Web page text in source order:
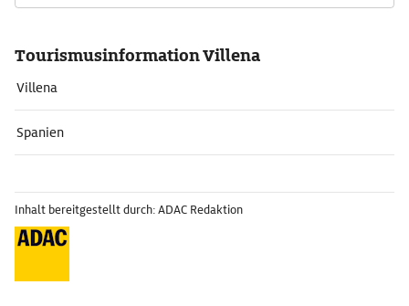
Tourismusinformation Villena
Villena
Spanien
Inhalt bereitgestellt durch: ADAC Redaktion